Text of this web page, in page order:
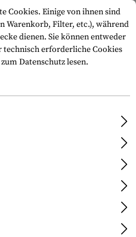
Cookies. Einige von ihnen sind
Warenkorb, Filter, etc.), während
dienen. Sie können entweder
technisch erforderliche Cookies
Datenschutz lesen.